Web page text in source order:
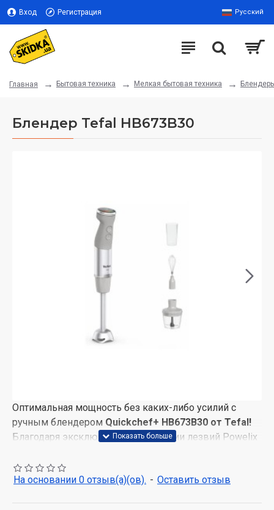
Вход Регистрация Русский
Главная Бытовая техника Мелкая бытовая техника
Блендер Tefal HB673B30
Оптимальная мощность без каких-либо усилий с
ручным блендером Quickchef+ HB673B30 от Tefal!
Благодаря эксклюзивной технологии лезвий Powelix
смешиваются на 30% быстрее*, а даже самые
твердые ингредиенты измельчаются лучше.
На основании 0 отзыв(а)(ов). - Оставить отзыв